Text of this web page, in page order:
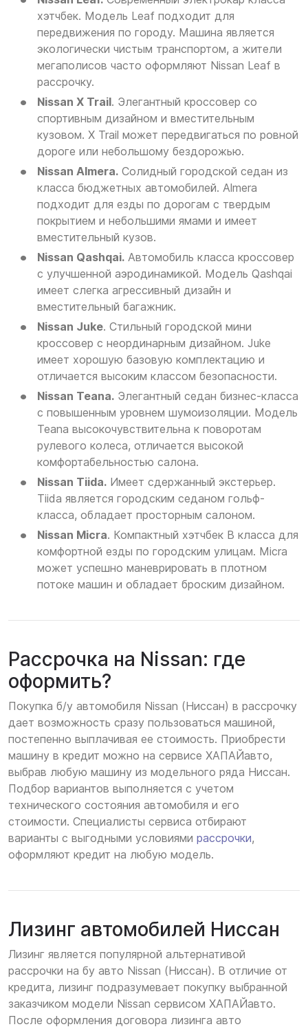
хэтчбек. Модель Leaf подходит для
передвижения по городу. Машина является
экологически чистым транспортом, а жители
мегаполисов часто оформляют Nissan Leaf в
рассрочку.
Nissan X Trail. Элегантный кроссовер со
спортивным дизайном и вместительным
кузовом. X Trail может передвигаться по ровной
дороге или небольшому бездорожью.
Nissan Almera. Солидный городской седан из
класса бюджетных автомобилей. Almera
подходит для езды по дорогам с твердым
покрытием и небольшими ямами и имеет
вместительный кузов.
Nissan Qashqai. Автомобиль класса кроссовер
с улучшенной аэродинамикой. Модель Qashqai
имеет слегка агрессивный дизайн и
вместительный багажник.
Nissan Juke. Стильный городской мини
кроссовер с неординарным дизайном. Juke
имеет хорошую базовую комплектацию и
отличается высоким классом безопасности.
Nissan Teana. Элегантный седан бизнес-класса
с повышенным уровнем шумоизоляции. Модель
Teana высокочувствительна к поворотам
рулевого колеса, отличается высокой
комфортабельностью салона.
Nissan Tiida. Имеет сдержанный экстерьер.
Tiida является городским седаном гольф-
класса, обладает просторным салоном.
Nissan Micra. Компактный хэтчбек B класса для
комфортной езды по городским улицам. Micra
может успешно маневрировать в плотном
потоке машин и обладает броским дизайном.
Рассрочка на Nissan: где
оформить?
Покупка б/у автомобиля Nissan (Ниссан) в рассрочку
дает возможность сразу пользоваться машиной,
постепенно выплачивая ее стоимость. Приобрести
машину в кредит можно на сервисе ХАПАЙавто,
выбрав любую машину из модельного ряда Ниссан.
Подбор вариантов выполняется с учетом
технического состояния автомобиля и его
стоимости. Специалисты сервиса отбирают
варианты с выгодными условиями рассрочки,
оформляют кредит на любую модель.
Лизинг автомобилей Ниссан
Лизинг является популярной альтернативой
рассрочки на бу авто Nissan (Ниссан). В отличие от
кредита, лизинг подразумевает покупку выбранной
заказчиком модели Nissan сервисом ХАПАЙавто.
После оформления договора лизинга авто